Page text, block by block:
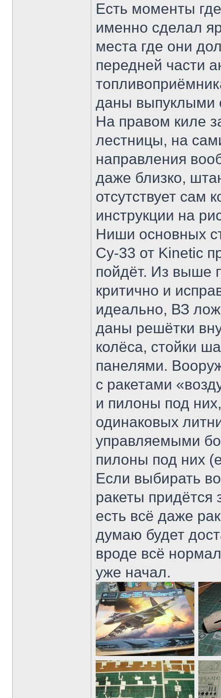
Есть моменты
именно сделал
места где они
передней части
даны выпуклыми
На правом киле
лестницы, на
направления
даже близко,
отсутствует сам
инструкции на
Ниши основных
Су-33 от Kinetic
пойдёт. Из выше
критично и
идеально, ВЗ
даны решётки
колёса, стойки
панелями.
с ракетами
и пилоны под
одинаковых
управляемыми
пилоны под них
Если выбирать
ракеты придётся
есть всё даже
думаю будет
вроде всё
уже начал.